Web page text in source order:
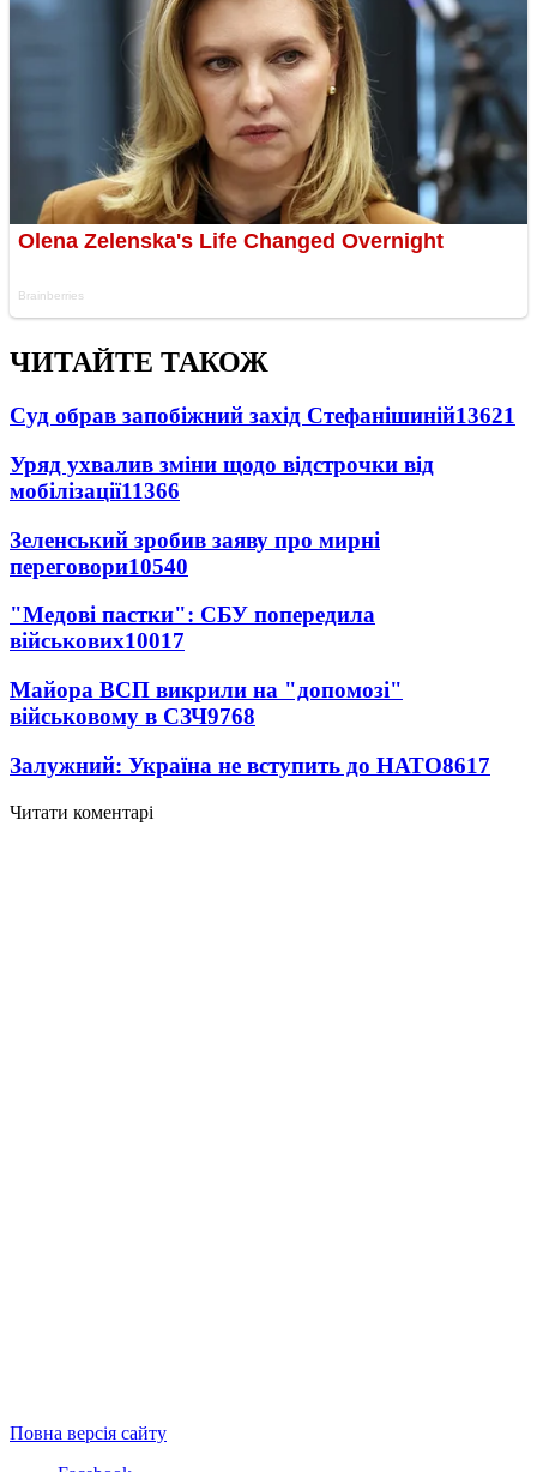
ЧИТАЙТЕ ТАКОЖ
Суд обрав запобіжний захід Стефанішиній13621
Уряд ухвалив зміни щодо відстрочки від
мобілізації11366
Зеленський зробив заяву про мирні
переговори10540
"Медові пастки": СБУ попередила
військових10017
Майора ВСП викрили на "допомозі"
військовому в СЗЧ9768
Залужний: Україна не вступить до НАТО8617
Читати коментарі
Повна версія сайту